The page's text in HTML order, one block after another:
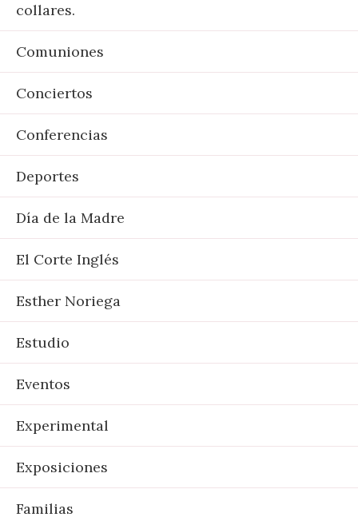
collares.
Comuniones
Conciertos
Conferencias
Deportes
Día de la Madre
El Corte Inglés
Esther Noriega
Estudio
Eventos
Experimental
Exposiciones
Familias